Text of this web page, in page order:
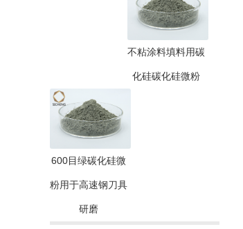
不粘涂料填料用碳
化硅碳化硅微粉
600目绿碳化硅微
粉用于高速钢刀具
研磨